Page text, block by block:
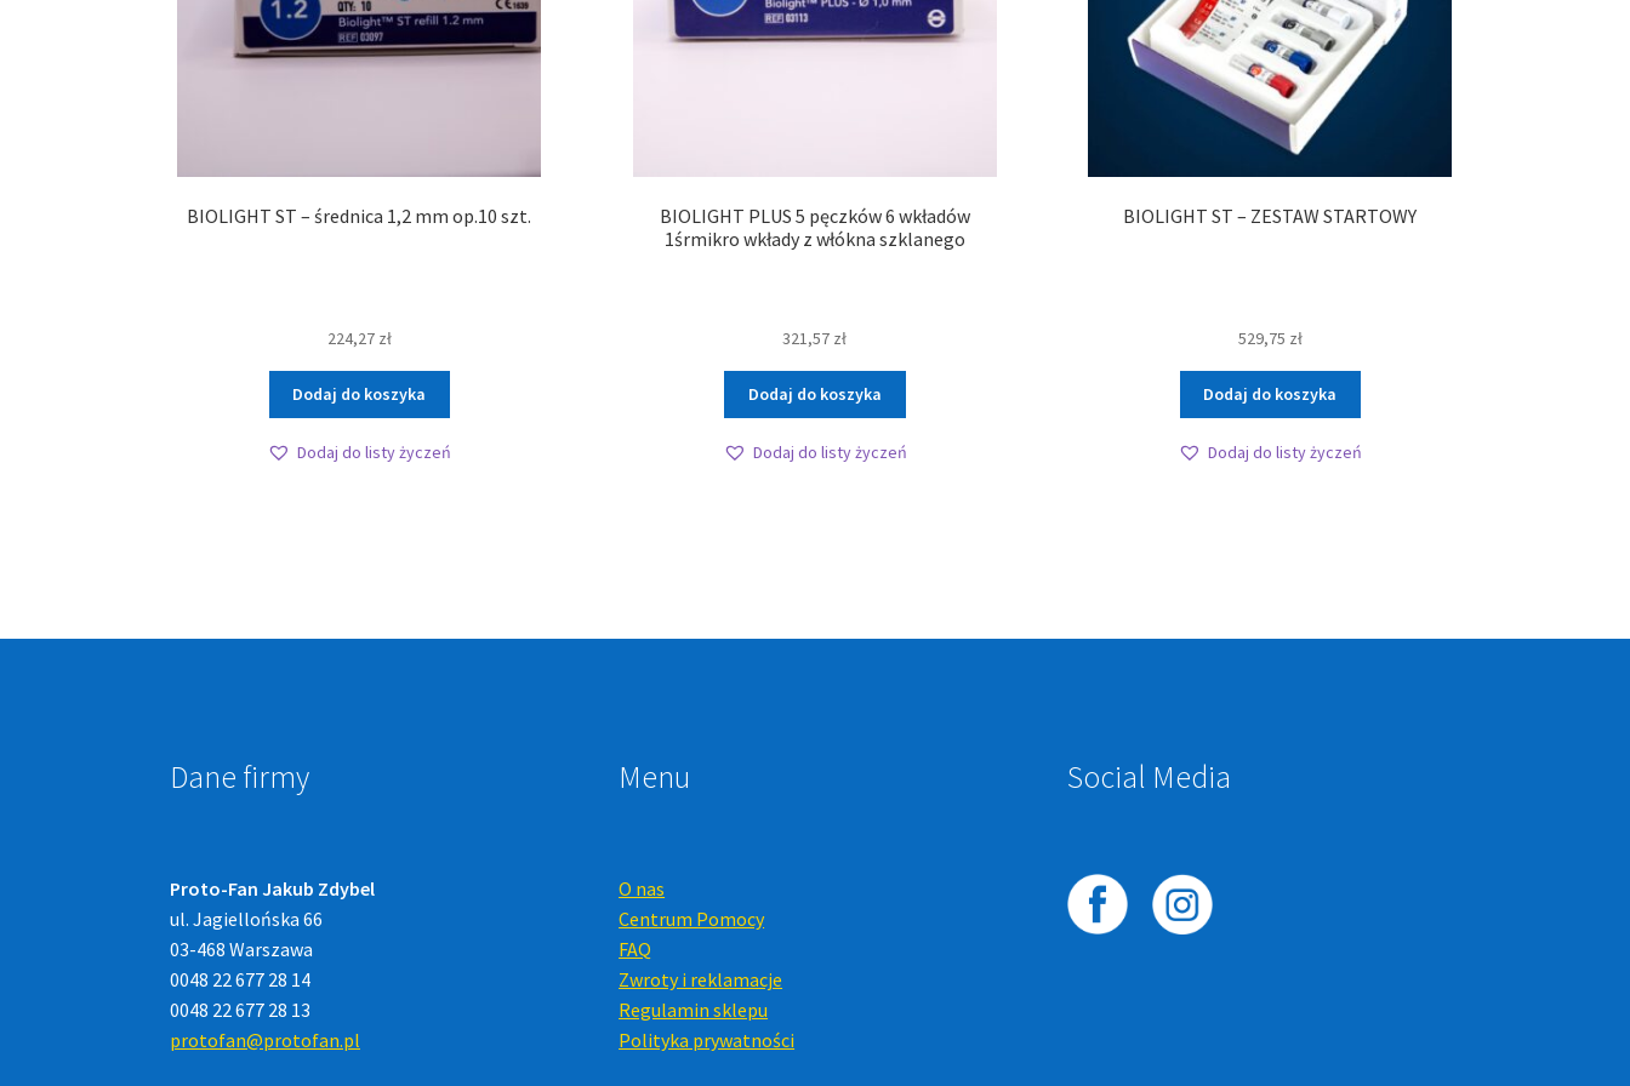
BIOLIGHT ST – średnica 1,2 mm op.10 szt.
224,27 zł
Dodaj do koszyka
Dodaj do listy życzeń
BIOLIGHT PLUS 5 pęczków 6 wkładów
1śrmikro wkłady z włókna szklanego
321,57 zł
Dodaj do koszyka
Dodaj do listy życzeń
BIOLIGHT ST – ZESTAW STARTOWY
529,75 zł
Dodaj do koszyka
Dodaj do listy życzeń
Dane firmy
Proto-Fan Jakub Zdybel
ul. Jagiellońska 66
03-468 Warszawa
0048 22 677 28 14
0048 22 677 28 13
protofan@protofan.pl
Menu
O nas
Centrum Pomocy
FAQ
Zwroty i reklamacje
Regulamin sklepu
Polityka prywatności
Social Media